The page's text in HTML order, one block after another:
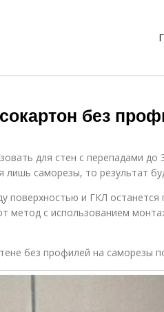
без
для стен с перепадами до
лишь саморезы, то результат
поверхностью и ГКЛ останется
метод с использованием
без профилей на саморезы